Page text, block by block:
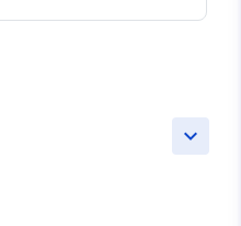
keyboard_arrow_down